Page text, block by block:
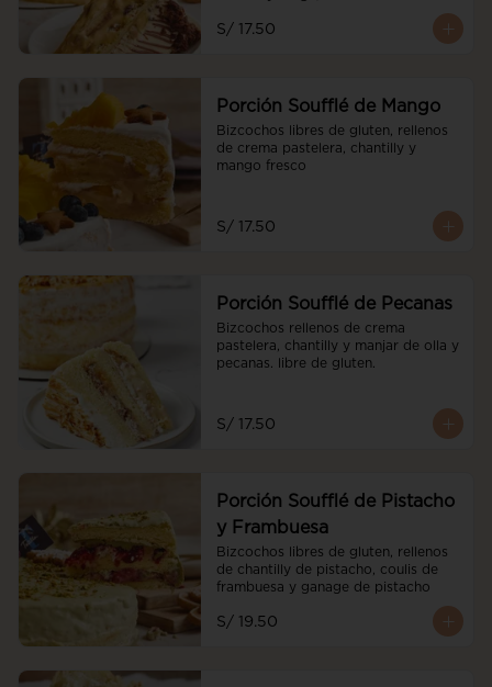
S/ 17.50
Porción Soufflé de Mango
Bizcochos libres de gluten, rellenos
de crema pastelera, chantilly y
mango fresco
S/ 17.50
Porción Soufflé de Pecanas
Bizcochos rellenos de crema
pastelera, chantilly y manjar de olla y
pecanas. libre de gluten.
S/ 17.50
Porción Soufflé de Pistacho
y Frambuesa
Bizcochos libres de gluten, rellenos
de chantilly de pistacho, coulis de
frambuesa y ganage de pistacho
S/ 19.50